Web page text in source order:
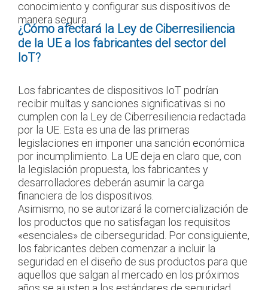
conocimiento y configurar sus dispositivos de
manera segura.
¿Cómo afectará la Ley de Ciberresiliencia
de la UE a los fabricantes del sector del
IoT?
Los fabricantes de dispositivos IoT podrían
recibir multas y sanciones significativas si no
cumplen con la Ley de Ciberresiliencia redactada
por la UE. Esta es una de las primeras
legislaciones en imponer una sanción económica
por incumplimiento. La UE deja en claro que, con
la legislación propuesta, los fabricantes y
desarrolladores deberán asumir la carga
financiera de los dispositivos.
Asimismo, no se autorizará la comercialización de
los productos que no satisfagan los requisitos
«esenciales» de ciberseguridad. Por consiguiente,
los fabricantes deben comenzar a incluir la
seguridad en el diseño de sus productos para que
aquellos que salgan al mercado en los próximos